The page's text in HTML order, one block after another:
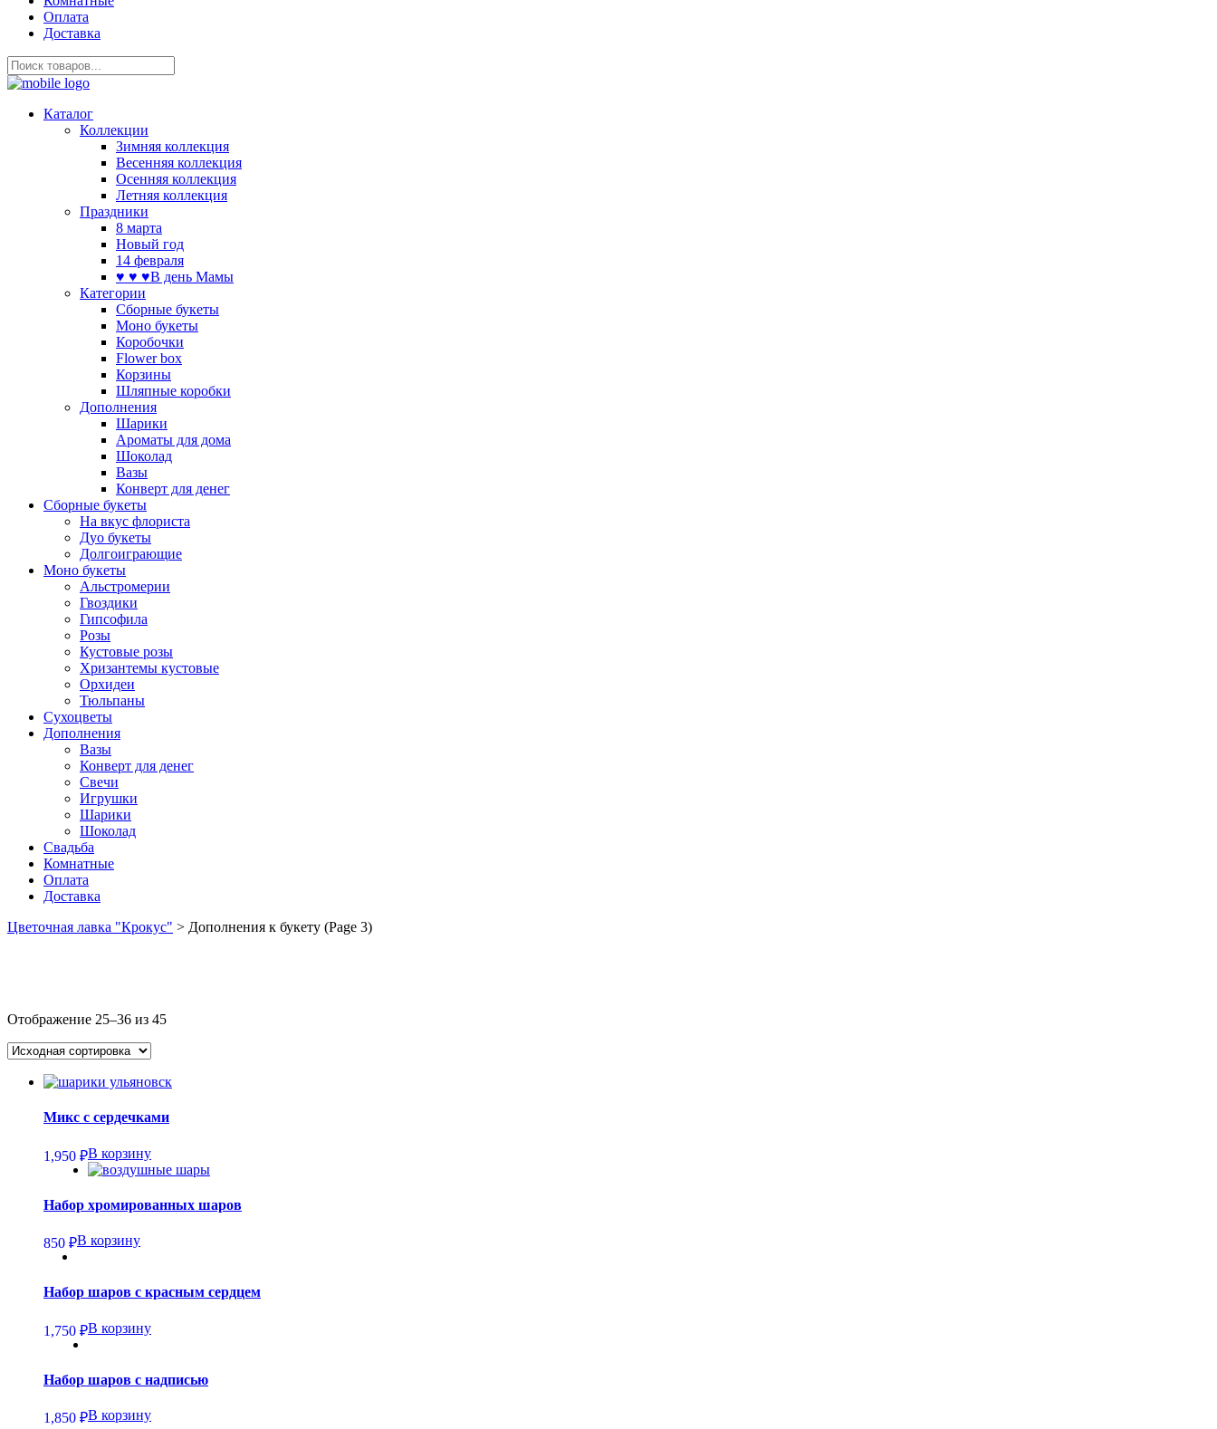
Оплата
Доставка
Каталог
Коллекции
Зимняя коллекция
Весенняя коллекция
Осенняя коллекция
Летняя коллекция
Праздники
8 марта
Новый год
14 февраля
♥ ♥ ♥В день Мамы
Категории
Сборные букеты
Моно букеты
Коробочки
Flower box
Корзины
Шляпные коробки
Дополнения
Шарики
Ароматы для дома
Шоколад
Вазы
Конверт для денег
Сборные букеты
На вкус флориста
Дуо букеты
Долгоиграющие
Моно букеты
Альстромерии
Гвоздики
Гипсофила
Розы
Кустовые розы
Хризантемы кустовые
Орхидеи
Тюльпаны
Сухоцветы
Дополнения
Вазы
Конверт для денег
Свечи
Игрушки
Шарики
Шоколад
Свадьба
Комнатные
Оплата
Доставка
Цветочная лавка "Крокус" > Дополнения к букету (Page 3)
Отображение 25–36 из 45
Микс с сердечками
1,950 ₽В корзину
Набор хромированных шаров
850 ₽В корзину
Набор шаров с красным сердцем
1,750 ₽В корзину
Набор шаров с надписью
1,850 ₽В корзину